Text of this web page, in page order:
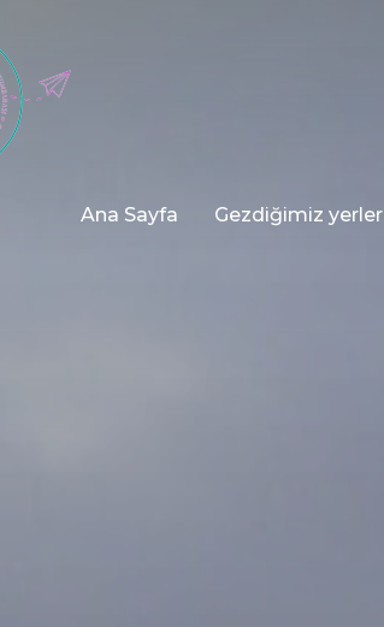
Ana Sayfa Gezdiğimiz yerler